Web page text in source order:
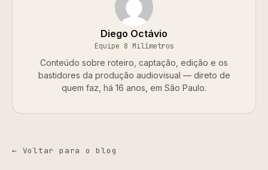
Diego Octávio
Equipe 8 Milímetros
Conteúdo sobre roteiro, captação, edição e os
bastidores da produção audiovisual — direto de
quem faz, há 16 anos, em São Paulo.
← Voltar para o blog